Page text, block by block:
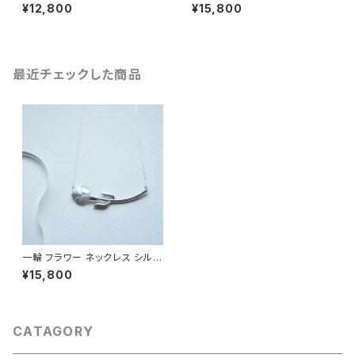
¥12,800 ¥15,800
最近チェックした商品
一輪 フラワー ネックレス シルバ
ー925
¥15,800
CATAGORY